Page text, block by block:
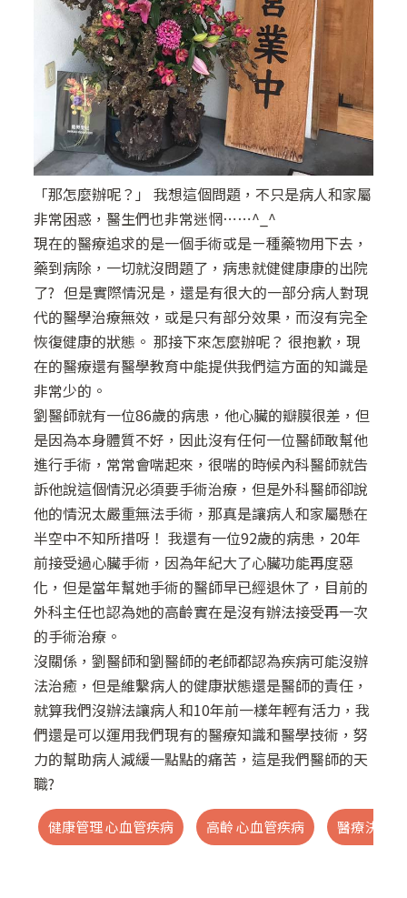
「那怎麼辦呢？」 我想這個問題，不只是病人和家屬
非常困惑，醫生們也非常迷惘⋯⋯^_^
現在的醫療追求的是一個手術或是ㄧ種藥物用下去，
藥到病除，一切就沒問題了，病患就健健康康的出院
了? 但是實際情況是，還是有很大的一部分病人對現
代的醫學治療無效，或是只有部分效果，而沒有完全
恢復健康的狀態。 那接下來怎麼辦呢？ 很抱歉，現
在的醫療還有醫學教育中能提供我們這方面的知識是
非常少的。
劉醫師就有一位86歲的病患，他心臟的瓣膜很差，但
是因為本身體質不好，因此沒有任何一位醫師敢幫他
進行手術，常常會喘起來，很喘的時候內科醫師就告
訴他說這個情況必須要手術治療，但是外科醫師卻說
他的情況太嚴重無法手術，那真是讓病人和家屬懸在
半空中不知所措呀！ 我還有一位92歲的病患，20年
前接受過心臟手術，因為年紀大了心臟功能再度惡
化，但是當年幫她手術的醫師早已經退休了，目前的
外科主任也認為她的高齡實在是沒有辦法接受再一次
的手術治療。
沒關係，劉醫師和劉醫師的老師都認為疾病可能沒辦
法治癒，但是維繫病人的健康狀態還是醫師的責任，
就算我們沒辦法讓病人和10年前一樣年輕有活力，我
們還是可以運用我們現有的醫療知識和醫學技術，努
力的幫助病人減緩一點點的痛苦，這是我們醫師的天
職?
健康管理 心血管疾病 高齡 心血管疾病 醫療決策